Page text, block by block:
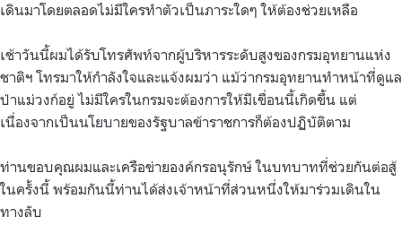
เดินมาโดยตลอดไม่มีใครทำตัวเป็นภาระใดๆ ให้ต้องช่วยเหลือ
เช้าวันนี้ผมได้รับโทรศัพท์จากผู้บริหารระดับสูงของกรมอุทยานแห่ง
ชาติฯ โทรมาให้กำลังใจและแจ้งผมว่า แม้ว่ากรมอุทยานทำหน้าที่ดูแล
ป่าแม่วงก์อยู่ ไม่มีใครในกรมจะต้องการให้มีเขื่อนนี้เกิดขึ้น แต่
เนื่องจากเป็นนโยบายของรัฐบาลข้าราชการก็ต้องปฏิบัติตาม
ท่านขอบคุณผมและเครือข่ายองค์กรอนุรักษ์ ในบทบาทที่ช่วยกันต่อสู้
ในครั้งนี้ พร้อมกันนี้ท่านได้ส่งเจ้าหน้าที่ส่วนหนึ่งให้มาร่วมเดินใน
ทางลับ